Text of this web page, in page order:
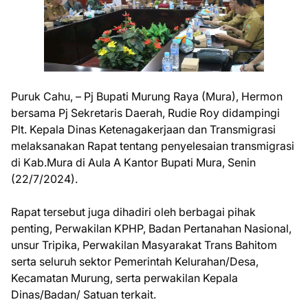
Puruk Cahu, – Pj Bupati Murung Raya (Mura), Hermon
bersama Pj Sekretaris Daerah, Rudie Roy didampingi
Plt. Kepala Dinas Ketenagakerjaan dan Transmigrasi
melaksanakan Rapat tentang penyelesaian transmigrasi
di Kab.Mura di Aula A Kantor Bupati Mura, Senin
(22/7/2024).
Rapat tersebut juga dihadiri oleh berbagai pihak
penting, Perwakilan KPHP, Badan Pertanahan Nasional,
unsur Tripika, Perwakilan Masyarakat Trans Bahitom
serta seluruh sektor Pemerintah Kelurahan/Desa,
Kecamatan Murung, serta perwakilan Kepala
Dinas/Badan/ Satuan terkait.